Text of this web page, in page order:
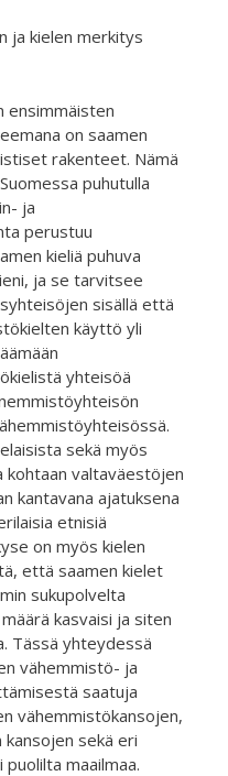
ja kielen merkitys
ensimmäisten
on saamen
rakenteet. Nämä
puhutulla
ja
perustuu
kieliä puhuva
ja se tarvitsee
sisällä että
käyttö yli
yhteisöä
sekä myös
kohtaan valtaväestöjen
kantavana ajatuksena
etnisiä
on myös kielen
että saamen kielet
sukupolvelta
kasvaisi ja siten
Tässä yhteydessä
vähemmistö- ja
saatuja
vähemmistökansojen,
sekä eri
maailmaa.